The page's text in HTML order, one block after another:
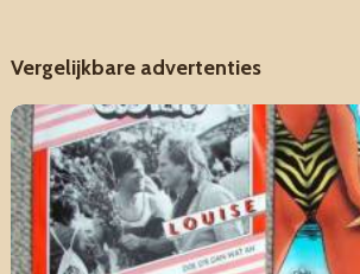
Vergelijkbare advertenties